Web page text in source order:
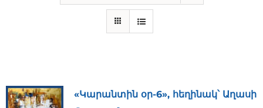
«Կարանտին օր-6», հեղինակ՝ Աղասի